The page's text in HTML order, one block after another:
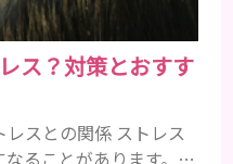
ス？対策とおすす
スとの関係 ストレス